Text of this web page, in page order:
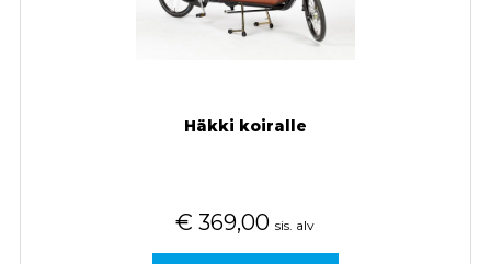
Häkki koiralle
€ 369,00 sis. alv